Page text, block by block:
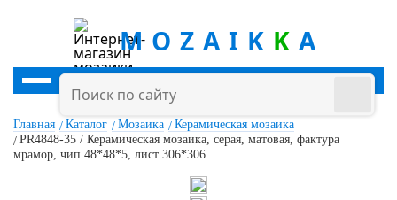
MOZAIK K A
Главная Каталог Мозаика
Керамическая мозаика
PR4848-35 / Керамическая мозаика, серая, матовая, фактура
мрамор, чип 48*48*5, лист 306*306